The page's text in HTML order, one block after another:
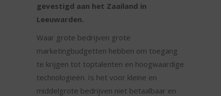
gevestigd aan het Zaailand in
Leeuwarden.
Waar grote bedrijven grote
marketingbudgetten hebben om toegang
te krijgen tot toptalenten en hoogwaardige
technologieën. Is het voor kleine en
middelgrote bedrijven niet betaalbaar en